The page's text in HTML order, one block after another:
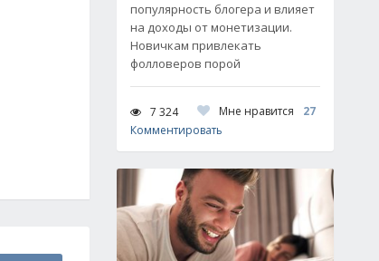
популярность блогера и влияет
на доходы от монетизации.
Новичкам привлекать
фолловеров порой
7 324 Мне нравится
27
Комментировать